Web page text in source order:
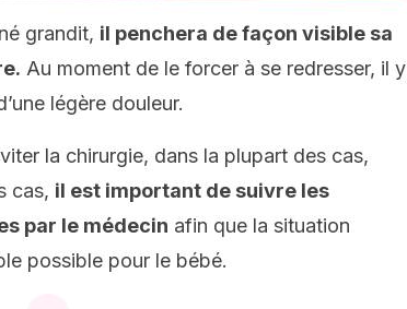
grandit, il penchera de façon visible sa
Au moment de le forcer à se redresser, il y
légère douleur.
la chirurgie, dans la plupart des cas,
cas, il est important de suivre les
par le médecin afin que la situation
possible pour le bébé.